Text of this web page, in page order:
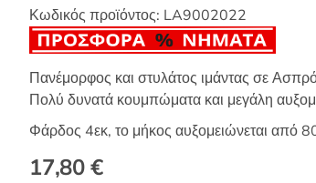
Κωδικός προϊόντος: LA9002022
Πανέμορφος και στυλάτος ιμάντας σε
Πολύ δυνατά κουμπώματα και μεγάλη
Φάρδος 4εκ, το μήκος αυξομειώνεται από
17,80€